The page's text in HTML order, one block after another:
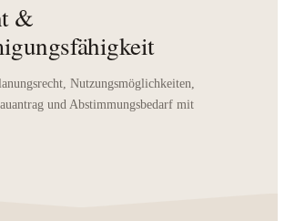
&
Nutzungsmöglichkeiten,
und Abstimmungsbedarf mit